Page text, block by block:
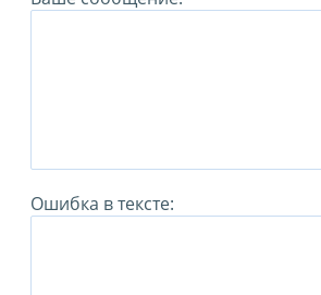
Ошибка в тексте: